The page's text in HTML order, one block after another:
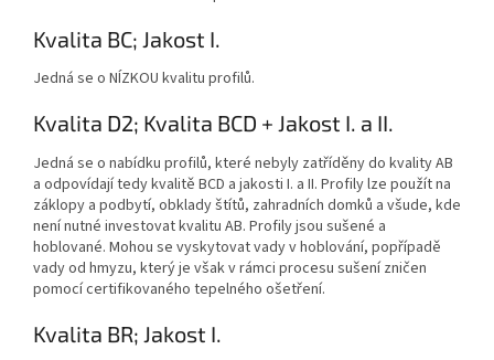
Kvalita BC; Jakost I.
Jedná se o NÍZKOU kvalitu profilů.
Kvalita D2; Kvalita BCD + Jakost I. a II.
Jedná se o nabídku profilů, které nebyly zatříděny do kvality AB
a odpovídají tedy kvalitě BCD a jakosti I. a II. Profily lze použít na
záklopy a podbytí, obklady štítů, zahradních domků a všude, kde
není nutné investovat kvalitu AB. Profily jsou sušené a
hoblované. Mohou se vyskytovat vady v hoblování, popřípadě
vady od hmyzu, který je však v rámci procesu sušení zničen
pomocí certifikovaného tepelného ošetření.
Kvalita BR; Jakost I.